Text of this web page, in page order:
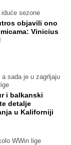
sezone
objavili ono
Vinicius
sada je u zagrljaju
i balkanski
detalje
u Kaliforniji
WWin lige